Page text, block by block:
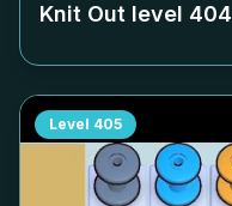
Knit Out level 404
Level 405